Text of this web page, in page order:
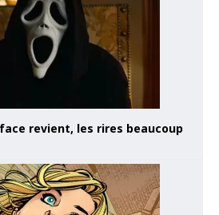
revient, les rires beaucoup